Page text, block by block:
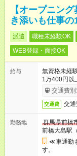
【オープニン
き添いも仕事の
派遣 職種未経験OK
WEB登録・面接OK
給与
無資格未経
1万400円以
交通費別
交通費 交通
勤務地
群馬県前橋
前橋大島駅
≪車通勤
す。